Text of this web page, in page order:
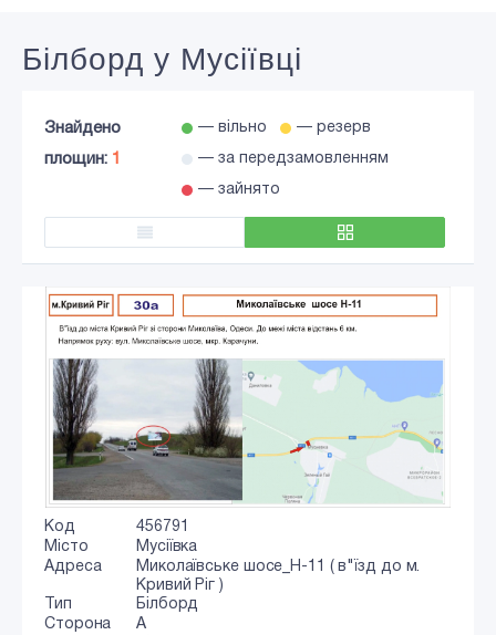
Білборд у Мусіївці
Знайдено
площин: 1
— вільно — резерв
— за передзамовленням
— зайнято
Код
456791
Місто
Мусіївка
Адреса
Миколаївське шосе_Н-11 ( в"їзд до м.
Кривий Ріг )
Тип
Білборд
Сторона
A